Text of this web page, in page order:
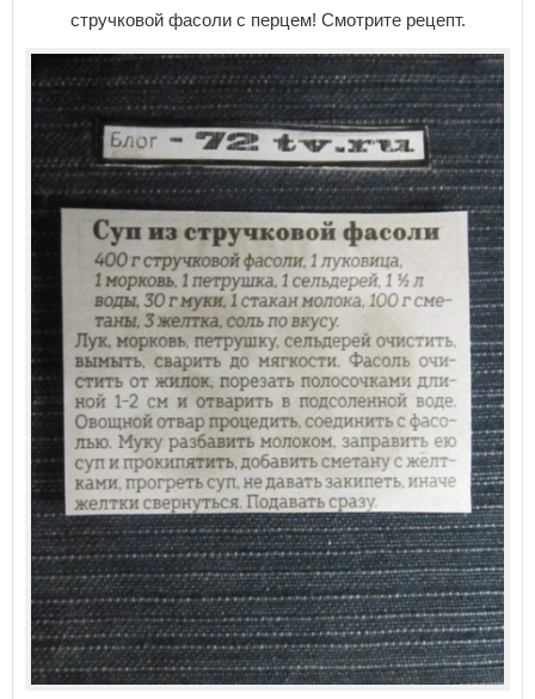
стручковой фасоли с перцем! Смотрите рецепт.